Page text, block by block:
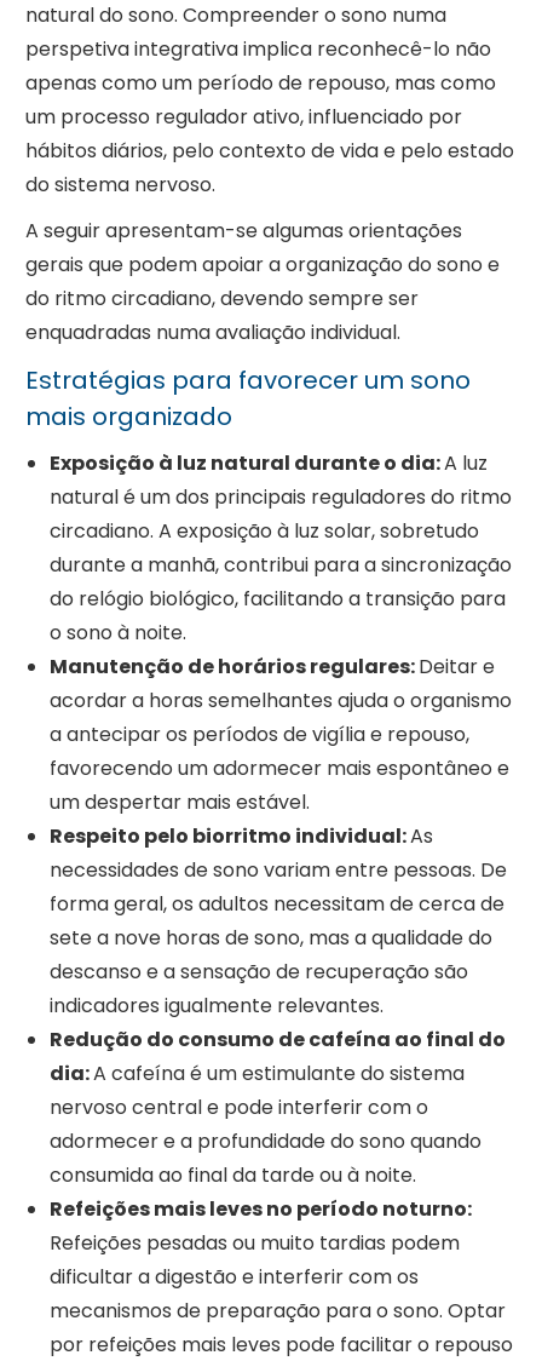
natural do sono. Compreender o sono numa
perspetiva integrativa implica reconhecê-lo não
apenas como um período de repouso, mas como
um processo regulador ativo, influenciado por
hábitos diários, pelo contexto de vida e pelo estado
do sistema nervoso.
A seguir apresentam-se algumas orientações
gerais que podem apoiar a organização do sono e
do ritmo circadiano, devendo sempre ser
enquadradas numa avaliação individual.
Estratégias para favorecer um sono
mais organizado
Exposição à luz natural durante o dia:A luz
natural é um dos principais reguladores do ritmo
circadiano. A exposição à luz solar, sobretudo
durante a manhã, contribui para a sincronização
do relógio biológico, facilitando a transição para
o sono à noite.
Manutenção de horários regulares:Deitar e
acordar a horas semelhantes ajuda o organismo
a antecipar os períodos de vigília e repouso,
favorecendo um adormecer mais espontâneo e
um despertar mais estável.
Respeito pelo biorritmo individual:As
necessidades de sono variam entre pessoas. De
forma geral, os adultos necessitam de cerca de
sete a nove horas de sono, mas a qualidade do
descanso e a sensação de recuperação são
indicadores igualmente relevantes.
Redução do consumo de cafeína ao final do
dia:A cafeína é um estimulante do sistema
nervoso central e pode interferir com o
adormecer e a profundidade do sono quando
consumida ao final da tarde ou à noite.
Refeições mais leves no período noturno:
Refeições pesadas ou muito tardias podem
dificultar a digestão e interferir com os
mecanismos de preparação para o sono. Optar
por refeições mais leves pode facilitar o repouso